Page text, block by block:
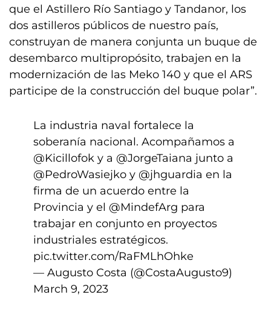
que el Astillero Río Santiago y Tandanor, los
dos astilleros públicos de nuestro país,
construyan de manera conjunta un buque de
desembarco multipropósito, trabajen en la
modernización de las Meko 140 y que el ARS
participe de la construcción del buque polar”.
La industria naval fortalece la
soberanía nacional. Acompañamos a
@Kicillofok y a @JorgeTaiana junto a
@PedroWasiejko y @jhguardia en la
firma de un acuerdo entre la
Provincia y el @MindefArg para
trabajar en conjunto en proyectos
industriales estratégicos.
pic.twitter.com/RaFMLhOhke
— Augusto Costa (@CostaAugusto9)
March 9, 2023